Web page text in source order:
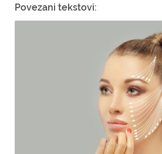
Povezani tekstovi: